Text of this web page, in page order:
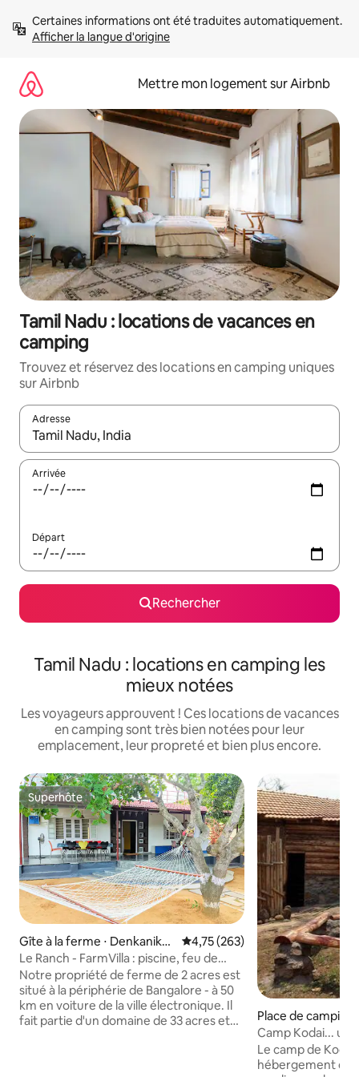
directement
Afficher la langue d'origine
Mettre mon logement sur Airbnb
Tamil Nadu : locations de vacances en
camping
Trouvez et réservez des locations en camping uniques
sur Airbnb
Adresse
Lorsque les résultats s'affichent, utilisez les flèches vers le
Arrivée
Départ
Rechercher
Tamil Nadu : locations en camping les
mieux notées
Les voyageurs approuvent ! Ces locations de vacances
en camping sont très bien notées pour leur
emplacement, leur propreté et bien plus encore.
Superhôte
Superhôte
Gîte à la ferme ⋅ Denkanikot
ta R.F.
Évaluation moyenne sur la
4,75 (263)
Le Ranch - FarmVilla : piscine, feu de
camp, nature
Notre propriété de ferme de 2 acres est
situé à la périphérie de Bangalore - à 50
km en voiture de la ville électronique. Il
fait partie d'un domaine de 33 acres et
Place de camping
Camp Kodai... un
aventures
Le camp de
hébergement